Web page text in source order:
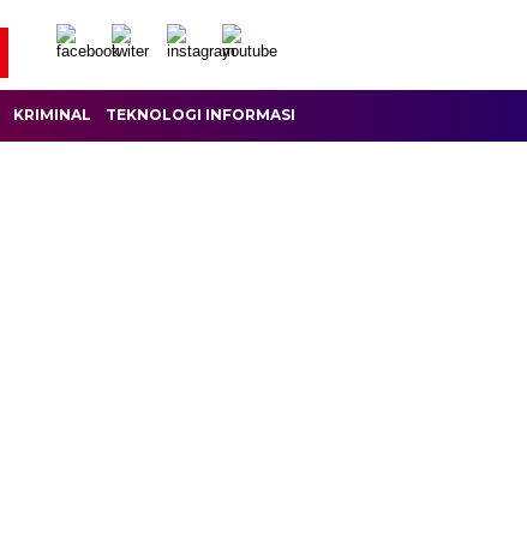
KRIMINAL TEKNOLOGI INFORMASI